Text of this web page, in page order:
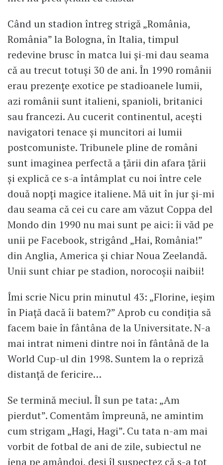
Când un stadion întreg strigă „România,
România” la Bologna, în Italia, timpul
redevine brusc în matca lui și-mi dau seama
că au trecut totuși 30 de ani. În 1990 românii
erau prezențe exotice pe stadioanele lumii,
azi românii sunt italieni, spanioli, britanici
sau francezi. Au cucerit continentul, acești
navigatori tenace și muncitori ai lumii
postcomuniste. Tribunele pline de români
sunt imaginea perfectă a țării din afara țării
și explică ce s-a întâmplat cu noi între cele
două nopți magice italiene. Mă uit în jur și-mi
dau seama că cei cu care am văzut Coppa del
Mondo din 1990 nu mai sunt pe aici: îi văd pe
unii pe Facebook, strigând „Hai, România!”
din Anglia, America și chiar Noua Zeelandă.
Unii sunt chiar pe stadion, norocoșii naibii!
Îmi scrie Nicu prin minutul 43: „Florine, ieșim
în Piață dacă îi batem?” Aprob cu condiția să
facem baie în fântâna de la Universitate. N-a
mai intrat nimeni dintre noi în fântână de la
World Cup-ul din 1998. Suntem la o repriză
distanță de fericire…
Se termină meciul. Îl sun pe tata: „Am
pierdut”. Comentăm împreună, ne amintim
cum strigam „Hagi, Hagi”. Cu tata n-am mai
vorbit de fotbal de ani de zile, subiectul ne
jena pe amândoi, deși îl suspectez că s-a tot